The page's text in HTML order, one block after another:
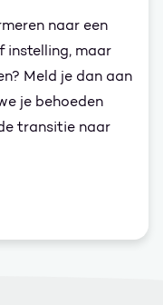
naar een
instelling, maar
Meld je dan aan
je behoeden
transitie naar